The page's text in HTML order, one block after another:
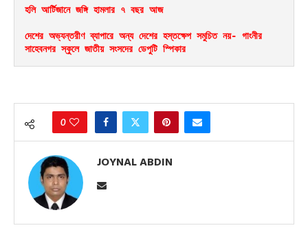
হলি আর্টিজানে জঙ্গি হামলার ৭ বছর আজ
দেশের অভ্যন্তরীণ ব্যাপারে অন্য দেশের হস্তক্ষেপ সমুচিত নয়- গাংনীর
সাহেবনগর স্কুলে জাতীয় সংসদের ডেপুটি স্পিকার
0
JOYNAL ABDIN